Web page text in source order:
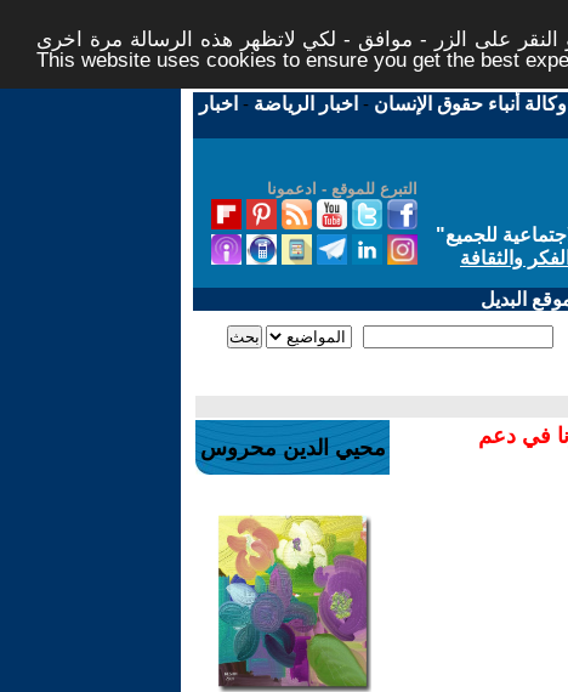
على الزر - موافق - لكي لاتظهر هذه الرسالة مرة اخرى -
This website uses cookies to ensure you get the best
وكالة أنباء حقوق الإنسان - اخبار الرياضة - اخبار
التبرع للموقع - ادعمونا
للجميع"
والثقافة
البديل
في دعم
محيي الدين محروس